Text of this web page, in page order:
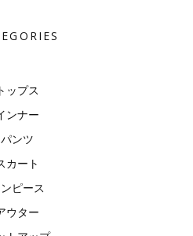
トップス
ンナー
パンツ
カート
ピース
ウター